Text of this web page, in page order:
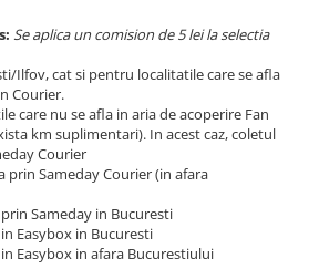
Se aplica un comision de 5 lei la selectia
Ilfov, cat si pentru localitatile care se afla
Courier.
care nu se afla in aria de acoperire Fan
km suplimentari). In acest caz, coletul
Courier
prin Sameday Courier (in afara
Sameday in Bucuresti
Easybox in Bucuresti
Easybox in afara Bucurestiului